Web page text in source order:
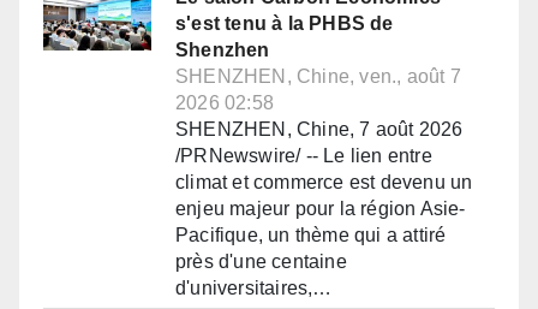
s'est tenu à la PHBS de
Shenzhen
SHENZHEN, Chine, ven., août 7
2026 02:58
SHENZHEN, Chine, 7 août 2026
/PRNewswire/ -- Le lien entre
climat et commerce est devenu un
enjeu majeur pour la région Asie-
Pacifique, un thème qui a attiré
près d'une centaine
d'universitaires,…